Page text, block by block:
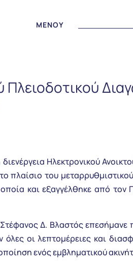
MENOY
Πλειοδοτικού
Ηλεκτρονικού
πλαίσιο του
και εξαγγέλθηκε από
Δ. Βλαστός επεσήμανε
οι λεπτομέρειες και
ενός εμβληματικού